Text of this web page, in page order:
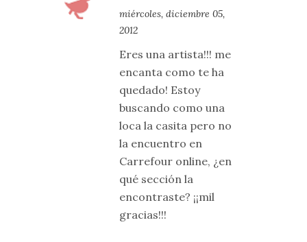
miércoles, diciembre 05,
2012
Eres una artista!!! me
encanta como te ha
quedado! Estoy
buscando como una
loca la casita pero no
la encuentro en
Carrefour online, ¿en
qué sección la
encontraste? ¡¡mil
gracias!!!